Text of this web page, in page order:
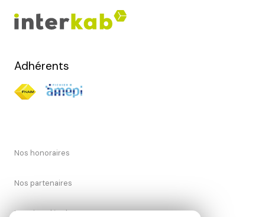
Adhérents
Nos honoraires
Nos partenaires
Mentions légales